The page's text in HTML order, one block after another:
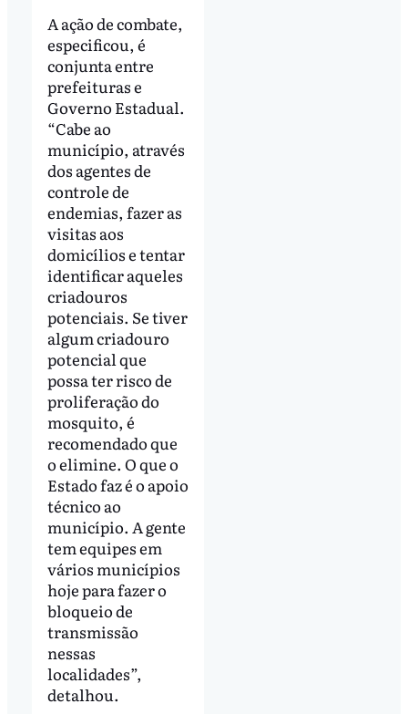
A ação de combate,
especificou, é
conjunta entre
prefeituras e
Governo Estadual.
“Cabe ao
município, através
dos agentes de
controle de
endemias, fazer as
visitas aos
domicílios e tentar
identificar aqueles
criadouros
potenciais. Se tiver
algum criadouro
potencial que
possa ter risco de
proliferação do
mosquito, é
recomendado que
o elimine. O que o
Estado faz é o apoio
técnico ao
município. A gente
tem equipes em
vários municípios
hoje para fazer o
bloqueio de
transmissão
nessas
localidades”,
detalhou.